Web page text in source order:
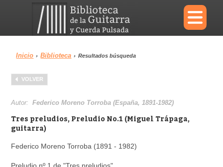
×
Menu
Biblioteca Diccionario
Inicio › Biblioteca › Resultados búsqueda
VOLVER
Autor:Federico Moreno Torroba (España, 1891-1982)
Tres preludios, Preludio No.1 (Miguel Trápaga,
guitarra)
Federico Moreno Torroba (1891 - 1982)